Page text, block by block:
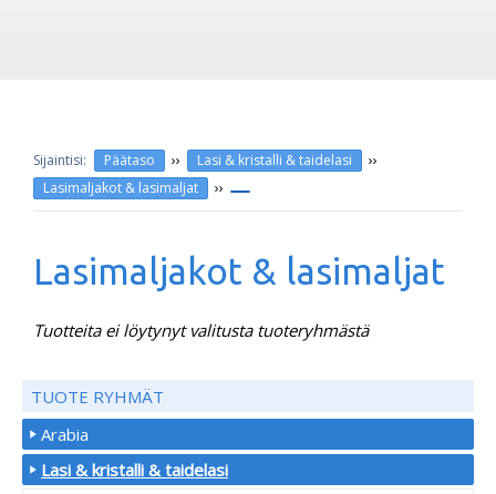
Päätaso ›› Lasi & kristalli & taidelasi ››
Lasimaljakot & lasimaljat ››
Lasimaljakot & lasimaljat
Tuotteita ei löytynyt valitusta tuoteryhmästä
TUOTE RYHMÄT
Arabia
Lasi & kristalli & taidelasi